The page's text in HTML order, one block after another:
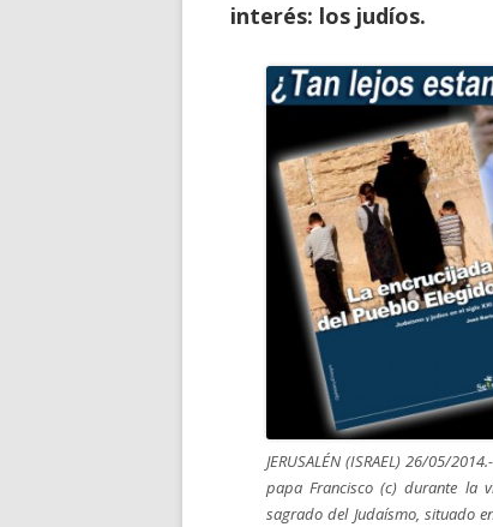
interés: los judíos.
JERUSALÉN (ISRAEL) 26/05/
papa Francisco (c) durante la
sagrado del Judaísmo, situado